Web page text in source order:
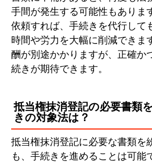
手間が発生する可能性もありま
依頼すれば、手続きを代行して
時間や労力を大幅に削減できま
酬が別途かかりますが、正確か
続きが期待できます。
抵当権抹消登記の必要書類
きの対象法は？
抵当権抹消登記に必要な書類を
も、手続きを進めることは可能